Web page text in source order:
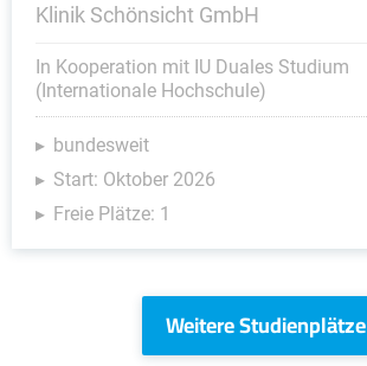
Klinik Schönsicht GmbH
In Kooperation mit IU Duales Studium
(Internationale Hochschule)
bundesweit
Start: Oktober 2026
Freie Plätze: 1
Weitere Studienplätze